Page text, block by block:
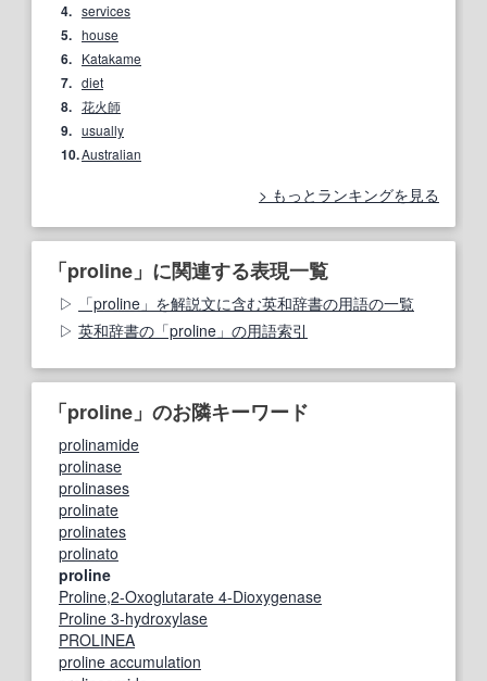
4. services
5. house
6. Katakame
7. diet
8. 花火師
9. usually
10.Australian
もっとランキングを見る
「proline」に関連する表現一覧
「proline」を解説文に含む英和辞書の用語の一覧
英和辞書の「proline」の用語索引
「proline」のお隣キーワード
prolinamide
prolinase
prolinases
prolinate
prolinates
prolinato
proline
Proline,2-Oxoglutarate 4-Dioxygenase
Proline 3-hydroxylase
PROLINEA
proline accumulation